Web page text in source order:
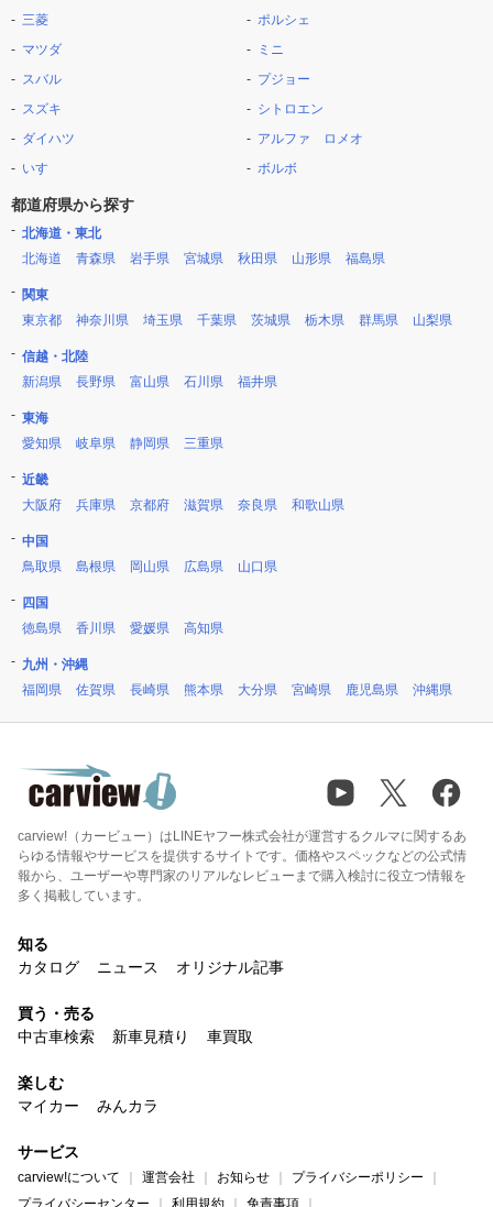
三菱
マツダ
スバル
スズキ
ダイハツ
いすゞ
ポルシェ
ミニ
プジョー
シトロエン
アルファ ロメオ
ボルボ
都道府県から探す
北海道・東北
北海道
青森県 岩手県 宮城県 秋田県 山形県 福島県
関東
東京都
神奈川県 埼玉県 千葉県 茨城県 栃木県 群馬県 山梨県
信越・北陸
新潟県
長野県 富山県 石川県 福井県
東海
愛知県
岐阜県 静岡県 三重県
近畿
大阪府
兵庫県 京都府 滋賀県 奈良県 和歌山県
中国
鳥取県
島根県 岡山県 広島県 山口県
四国
徳島県
香川県 愛媛県 高知県
九州・沖縄
福岡県
佐賀県 長崎県 熊本県 大分県 宮崎県 鹿児島県 沖縄県
carview!（カービュー）はLINEヤフー株式会社が運営するクルマに関するあ
らゆる情報やサービスを提供するサイトです。価格やスペックなどの公式情
報から、ユーザーや専門家のリアルなレビューまで購入検討に役立つ情報を
多く掲載しています。
知る
カタログ
ニュース オリジナル記事
買う・売る
中古車検索
新車見積り 車買取
楽しむ
マイカー
みんカラ
サービス
carview!について 運営会社 お知らせ
プライバシーポリシー